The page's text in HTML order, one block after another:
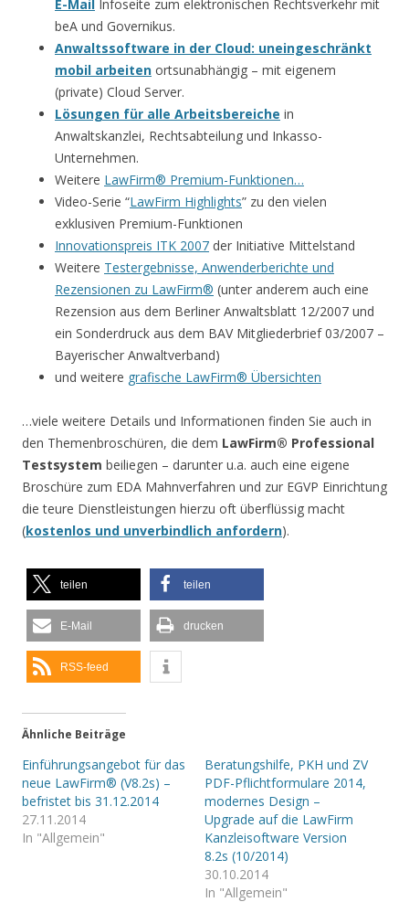
E-Mail
Infoseite zum elektronischen Rechtsverkehr mit
beA und Governikus.
Anwaltssoftware in der Cloud: uneingeschränkt
mobil arbeiten ortsunabhängig – mit eigenem
(private) Cloud Server.
Lösungen für alle Arbeitsbereiche in
Anwaltskanzlei, Rechtsabteilung und Inkasso-
Unternehmen.
Weitere LawFirm® Premium-Funktionen…
Video-Serie “LawFirm Highlights” zu den vielen
exklusiven Premium-Funktionen
Innovationspreis ITK 2007 der Initiative Mittelstand
Weitere Testergebnisse, Anwenderberichte und
Rezensionen zu LawFirm® (unter anderem auch eine
Rezension aus dem Berliner Anwaltsblatt 12/2007 und
ein Sonderdruck aus dem BAV Mitgliederbrief 03/2007 –
Bayerischer Anwaltverband)
und weitere grafische LawFirm® Übersichten
…viele weitere Details und Informationen finden Sie auch in
den Themenbroschüren, die dem LawFirm® Professional
Testsystem beiliegen – darunter u.a. auch eine eigene
Broschüre zum EDA Mahnverfahren und zur EGVP Einrichtung
die teure Dienstleistungen hierzu oft überflüssig macht
(kostenlos und unverbindlich anfordern).
teilen teilen
E-Mail drucken
RSS-feed
Ähnliche Beiträge
Einführungsangebot für das
neue LawFirm® (V8.2s) –
befristet bis 31.12.2014
27.11.2014
In "Allgemein"
Beratungshilfe, PKH und ZV
PDF-Pflichtformulare 2014,
modernes Design –
Upgrade auf die LawFirm
Kanzleisoftware Version
8.2s (10/2014)
30.10.2014
In "Allgemein"